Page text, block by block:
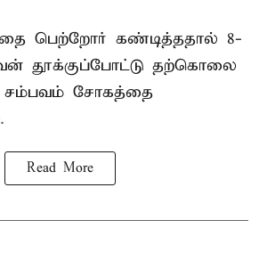
பெற்றோர் கண்டித்ததால் 8-
தூக்குப்போட்டு தற்கொலை
சோகத்தை
Read More